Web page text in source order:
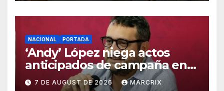
NACIONAL PORTADA
‘Andy’ López niega actos
anticipados de campaña en
Tabasco
7 DE AUGUST DE 2026 MARCRIX